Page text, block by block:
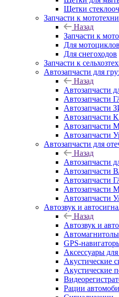
Щетки
Запчасти к
Назад
Запчасти к
Для
Для снегоходов
Запчасти к
Автозапчасти для
Назад
Автозапчасти
Автозапчасти
Автозапчасти
Автозапчасти
Автозапчасти
Автозапчасти
Автозапчасти для
Назад
Автозапчасти
Автозапчасти
Автозапчасти
Автозапчасти
Автозапчасти
Автозвук и
Назад
Автозвук и
Автомагнитолы
GPS-
Аксессуары
Акустические
Акустические
Рации